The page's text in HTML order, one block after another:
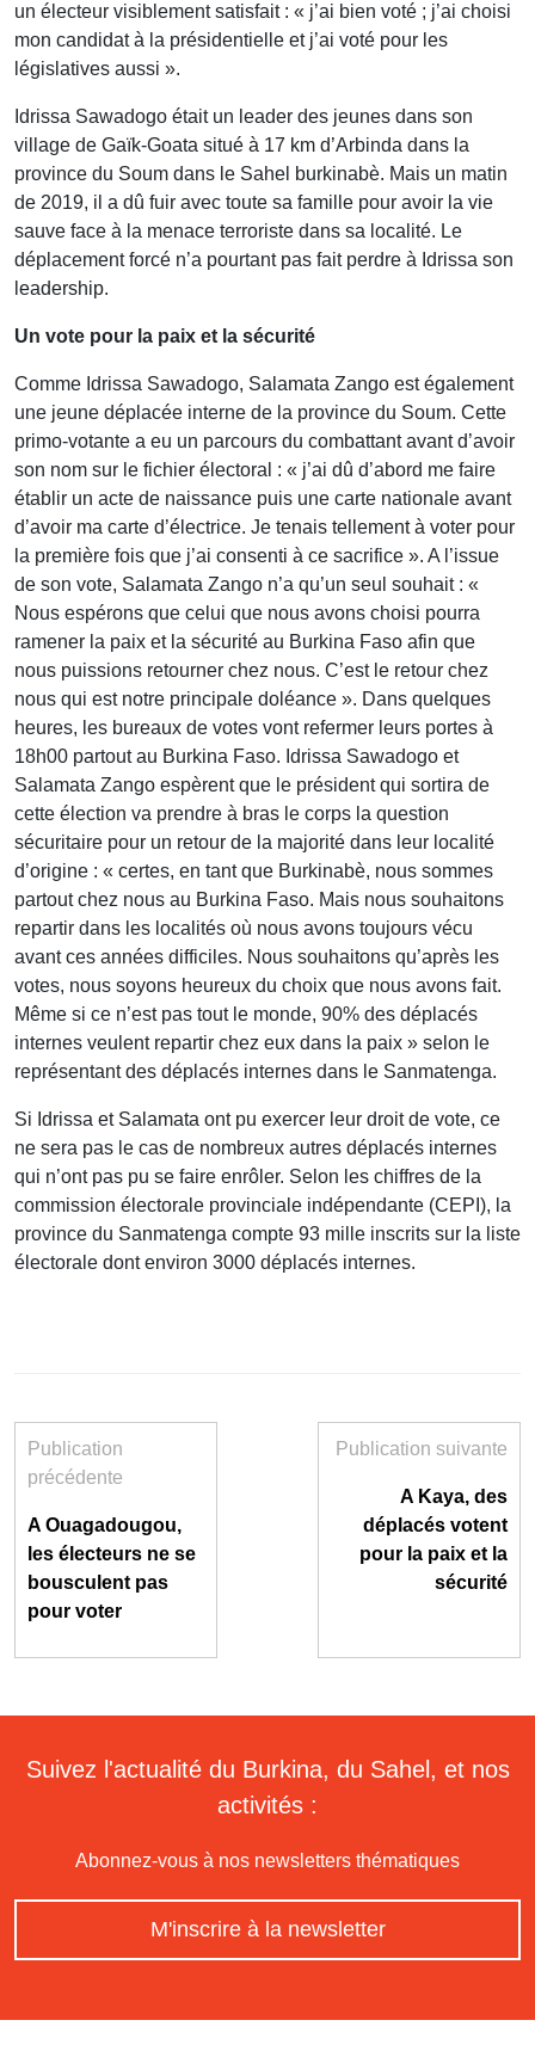
un électeur visiblement satisfait : « j’ai bien voté ; j’ai choisi
mon candidat à la présidentielle et j’ai voté pour les
législatives aussi ».
Idrissa Sawadogo était un leader des jeunes dans son
village de Gaïk-Goata situé à 17 km d’Arbinda dans la
province du Soum dans le Sahel burkinabè. Mais un matin
de 2019, il a dû fuir avec toute sa famille pour avoir la vie
sauve face à la menace terroriste dans sa localité. Le
déplacement forcé n’a pourtant pas fait perdre à Idrissa son
leadership.
Un vote pour la paix et la sécurité
Comme Idrissa Sawadogo, Salamata Zango est également
une jeune déplacée interne de la province du Soum. Cette
primo-votante a eu un parcours du combattant avant d’avoir
son nom sur le fichier électoral : « j’ai dû d’abord me faire
établir un acte de naissance puis une carte nationale avant
d’avoir ma carte d’électrice. Je tenais tellement à voter pour
la première fois que j’ai consenti à ce sacrifice ». A l’issue
de son vote, Salamata Zango n’a qu’un seul souhait : «
Nous espérons que celui que nous avons choisi pourra
ramener la paix et la sécurité au Burkina Faso afin que
nous puissions retourner chez nous. C’est le retour chez
nous qui est notre principale doléance ». Dans quelques
heures, les bureaux de votes vont refermer leurs portes à
18h00 partout au Burkina Faso. Idrissa Sawadogo et
Salamata Zango espèrent que le président qui sortira de
cette élection va prendre à bras le corps la question
sécuritaire pour un retour de la majorité dans leur localité
d’origine : « certes, en tant que Burkinabè, nous sommes
partout chez nous au Burkina Faso. Mais nous souhaitons
repartir dans les localités où nous avons toujours vécu
avant ces années difficiles. Nous souhaitons qu’après les
votes, nous soyons heureux du choix que nous avons fait.
Même si ce n’est pas tout le monde, 90% des déplacés
internes veulent repartir chez eux dans la paix » selon le
représentant des déplacés internes dans le Sanmatenga.
Si Idrissa et Salamata ont pu exercer leur droit de vote, ce
ne sera pas le cas de nombreux autres déplacés internes
qui n’ont pas pu se faire enrôler. Selon les chiffres de la
commission électorale provinciale indépendante (CEPI), la
province du Sanmatenga compte 93 mille inscrits sur la liste
électorale dont environ 3000 déplacés internes.
Publication
précédente
A Ouagadougou,
les électeurs ne se
bousculent pas
pour voter
Publication suivante
A Kaya, des
déplacés votent
pour la paix et la
sécurité
Suivez l'actualité du Burkina, du Sahel, et nos
activités :
Abonnez-vous à nos newsletters thématiques
M'inscrire à la newsletter